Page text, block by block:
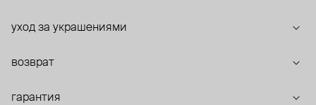
уход за украшениями
возврат
гарантия